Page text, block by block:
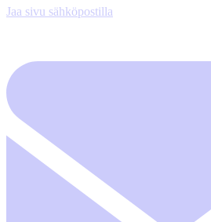
Jaa sivu sähköpostilla